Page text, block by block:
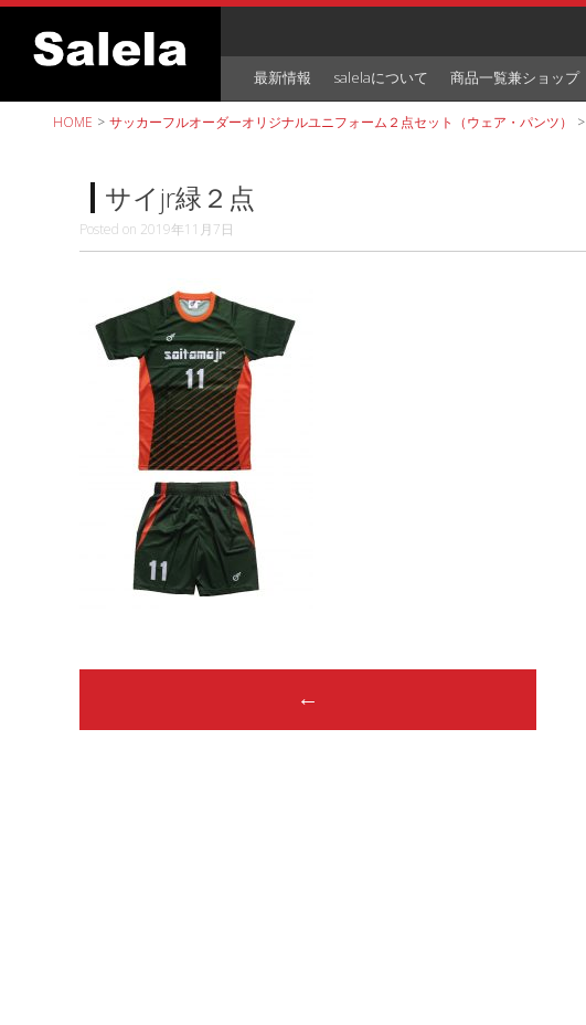
Skip
content
最新情報 salelaについて 商品一覧兼ショップ
HOME > サッカーフルオーダーオリジナルユニフォーム２点セット（ウェア・パンツ） >
サイjr緑２点
Posted on 2019年11月7日
navigation
←